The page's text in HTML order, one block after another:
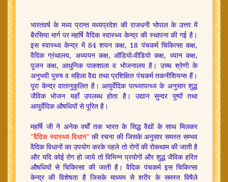
भारतवर्ष के मध्य प्रान्त मध्यप्रदेश की राजधनी भोपाल के उत्तर में
बैरसिया मार्ग पर महर्षि वैदिक स्वास्थ्य केन्द्र की स्थापना की गई है।
इस स्वास्थ्य केन्द्र में 84 शयन कक्ष, 18 पंचकर्म चिकित्सा कक्ष,
वैदिक ग्रंथालय, अध्ययन कक्ष, ऑडियो-वीडियो कक्ष, ध्यान कक्ष,
पूजन कक्ष, आधुनिक पाकशाला व भोजनालय है। उच्च श्रेणी के
अनुभवी पुरुष व महिला वैद्य तथा प्रशिक्षित पंचकर्म तकनीशियन्स हैं।
पूरा केन्द्र वातानुकूलित है। आयुर्वेदिक पत्थ्यापत्थ्य के अनुसार शुद्ध
जैविक भोजन यहाँ उपलब्ध होता है। उद्यान सुन्दर पुष्पों तथा
आयुर्वेदिक औषधियों से पूरित है।
महर्षि जी ने अनेक वर्षों तक भारत के सिद्ध वैद्यों के साथ मिलकर
"वैदिक स्वास्थ्य विधान" की रचना की जिसके अनुसार समस्त सम्भव
वैदिक विधानों का उपयोग करके पहले तो रोगों की रोकथाम की जाती है
और यदि कोई रोग हो जाये तो विभिन्न प्रयोगों और शुद्ध जैविक हरित
औषधियों से चिकित्सा की जाती है। वैदिक पंचकर्म इस चिकित्सा
केन्द्र की विशेषता है जिसके माध्यम से शरीर के समस्त विषैले